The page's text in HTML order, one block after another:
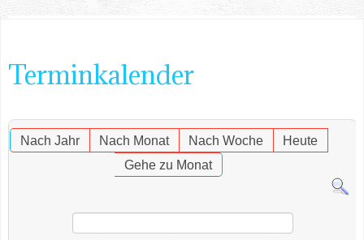
Terminkalender
Nach Jahr Nach Monat Nach Woche
Heute
Gehe zu Monat